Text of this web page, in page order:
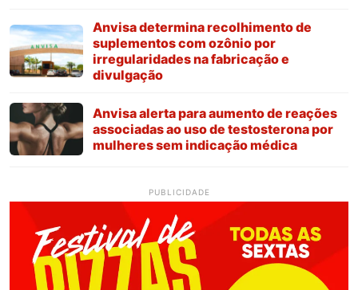
Anvisa determina recolhimento de
suplementos com ozônio por
irregularidades na fabricação e
divulgação
Anvisa alerta para aumento de reações
associadas ao uso de testosterona por
mulheres sem indicação médica
PUBLICIDADE